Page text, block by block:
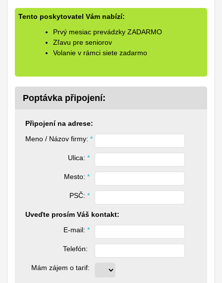
Tento poskytovatel Vám nabízí:
Prvý mesiac prevádzky ZADARMO
Zľavu pre seniorov
Volanie v rámci siete zadarmo
Poptávka připojení:
Připojení na adrese:
Meno / Názov firmy: *
Ulica: *
Mesto: *
PSČ: *
Uveďte prosím Váš kontakt:
E-mail: *
Telefón:
Mám zájem o tarif: